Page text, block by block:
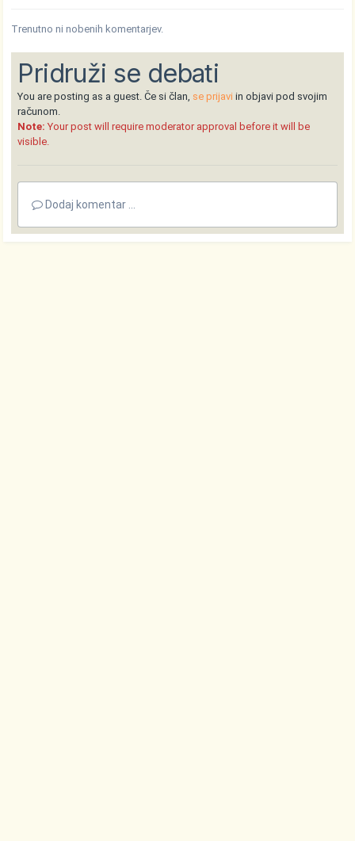
Trenutno ni nobenih komentarjev.
Pridruži se debati
You are posting as a guest. Če si član, se prijavi in objavi pod svojim
računom.
Note: Your post will require moderator approval before it will be
visible.
Dodaj komentar ...